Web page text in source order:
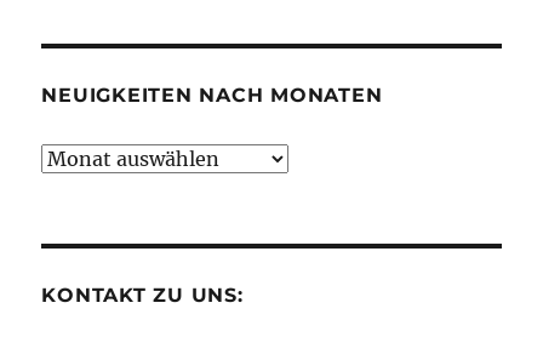
NEUIGKEITEN NACH MONATEN
Neuigkeiten
KONTAKT ZU UNS: